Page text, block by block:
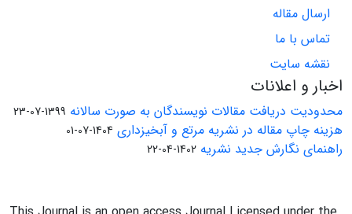
ارسال مقاله
تماس با ما
نقشه سایت
اخبار و اعلانات
محدودیت دریافت مقالات نویسندگان به صورت سالانه 1399-07-23
هزینه چاپ مقاله در نشریه مرتع و آبخیزداری 1404-07-01
راهنمای نگارش جدید نشریه 1402-04-22